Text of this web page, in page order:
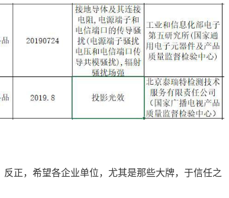
正，希望各企业单位，尤其是那些大牌，于信任之